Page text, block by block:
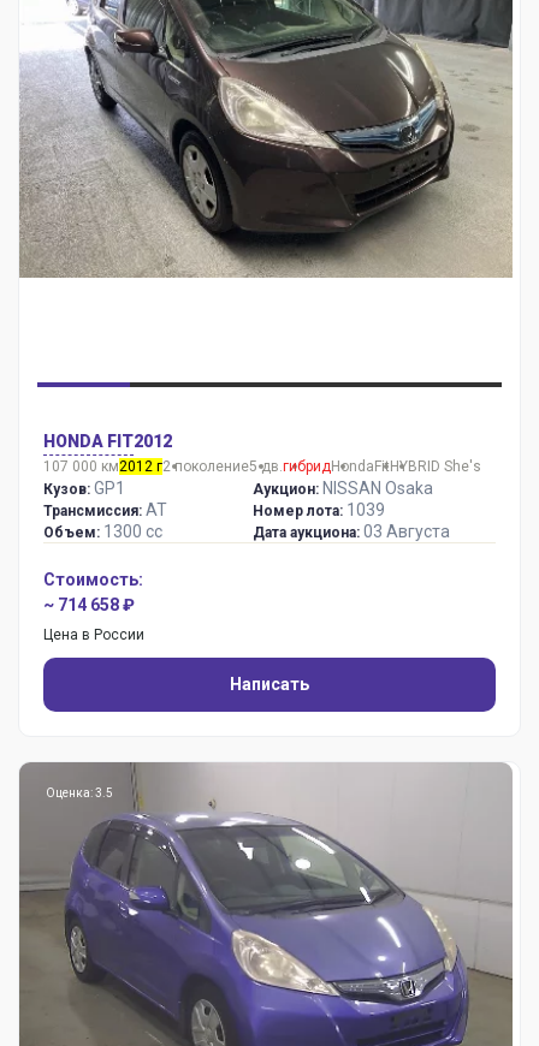
HONDA FIT2012
107 000 км2012 г2 поколение5 дв.гибридHonda Fit HYBRID She's
Кузов: GP1
Трансмиссия: AT
Объем: 1300 сс
Аукцион: NISSAN Osaka
Номер лота: 1039
Дата аукциона: 03 Августа
Стоимость:
~ 714 658 ₽
Цена в России
Написать
Оценка: 3.5